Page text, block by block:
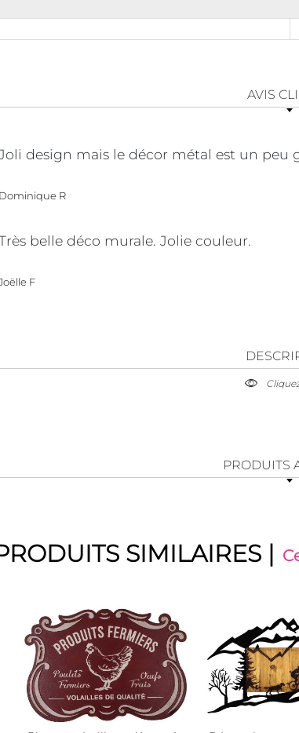
AVIS
design mais le décor métal est un peu
Dominique R
belle déco murale. Jolie couleur.
F
PRODUITS
SIMILAIRES |